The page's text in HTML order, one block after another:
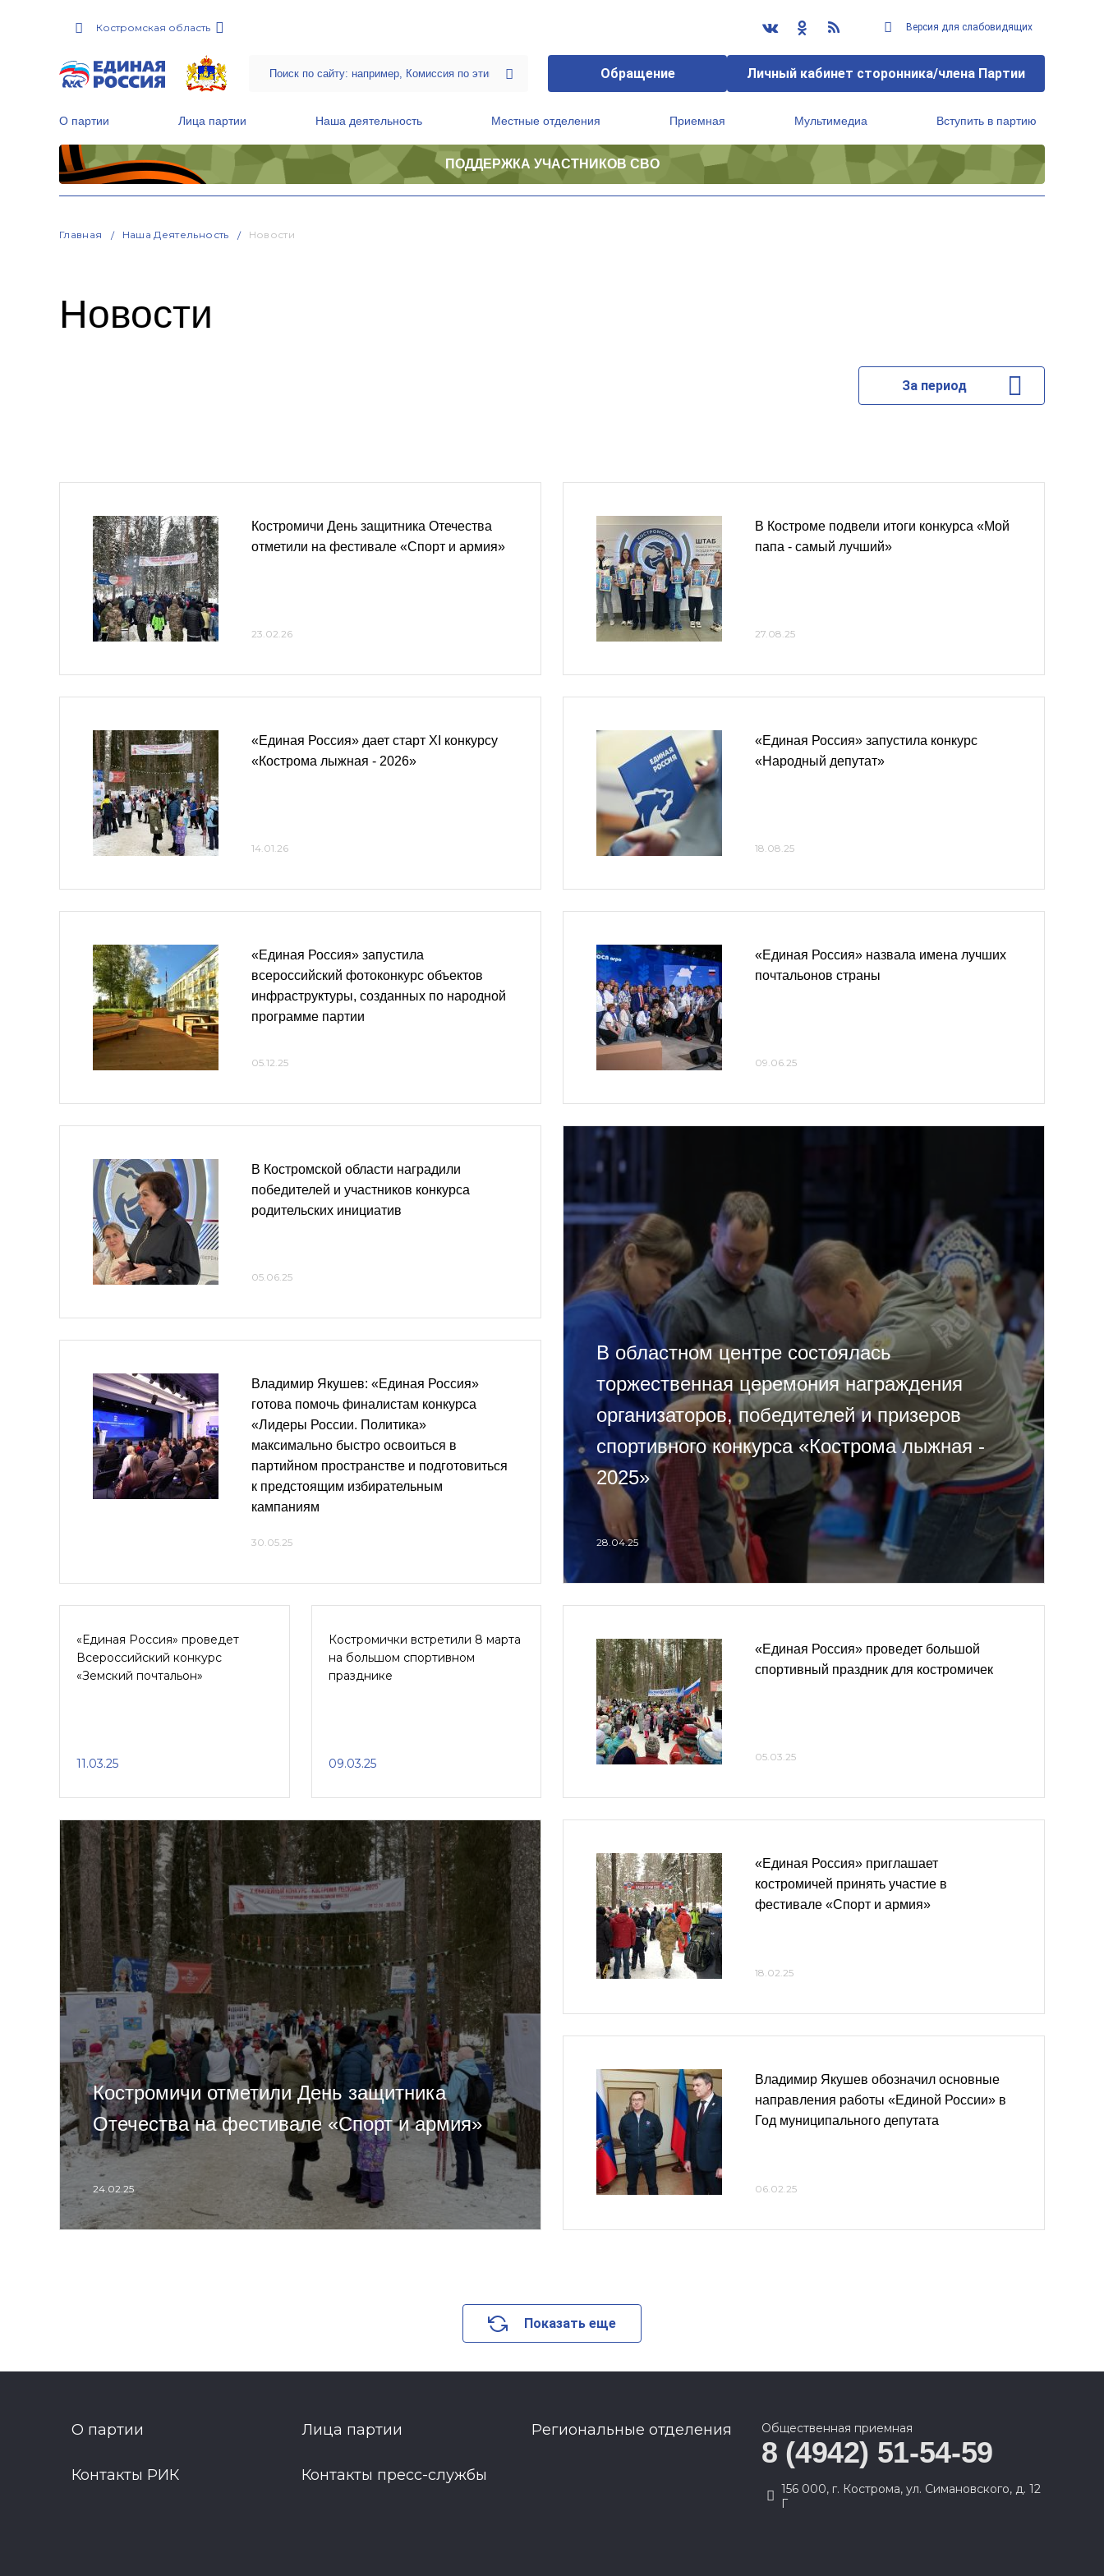
Костромская область Версия для слабовидящих
Обращение Личный кабинет сторонника/члена Партии
О партии Лица партии Наша деятельность Местные отделения Приемная Мультимедиа Вступить в партию
ПОДДЕРЖКА УЧАСТНИКОВ СВО
Главная Наша Деятельность Новости
Новости
За период
Костромичи День защитника Отечества
отметили на фестивале «Спорт и армия»
23.02.26
«Единая Россия» дает старт XI конкурсу
«Кострома лыжная - 2026»
14.01.26
«Единая Россия» запустила
всероссийский фотоконкурс объектов
инфраструктуры, созданных по народной
программе партии
05.12.25
В Костроме подвели итоги конкурса «Мой
папа - самый лучший»
27.08.25
«Единая Россия» запустила конкурс
«Народный депутат»
18.08.25
«Единая Россия» назвала имена лучших
почтальонов страны
09.06.25
В Костромской области наградили
победителей и участников конкурса
родительских инициатив
05.06.25
Владимир Якушев: «Единая Россия»
готова помочь финалистам конкурса
«Лидеры России. Политика»
максимально быстро освоиться в
партийном пространстве и подготовиться
к предстоящим избирательным
кампаниям
30.05.25
В областном центре состоялась
торжественная церемония награждения
организаторов, победителей и призеров
спортивного конкурса «Кострома лыжная -
2025»
28.04.25
«Единая Россия» проведет
Всероссийский конкурс
«Земский почтальон»
11.03.25
Костромички встретили 8 марта
на большом спортивном
празднике
09.03.25
«Единая Россия» проведет большой
спортивный праздник для костромичек
05.03.25
Костромичи отметили День защитника
Отечества на фестивале «Спорт и армия»
24.02.25
«Единая Россия» приглашает
костромичей принять участие в
фестивале «Спорт и армия»
18.02.25
Владимир Якушев обозначил основные
направления работы «Единой России» в
Год муниципального депутата
06.02.25
Показать еще
О партии Лица партии Региональные отделения
Контакты РИК Контакты пресс-службы
Общественная приемная
8 (4942) 51-54-59
156 000, г. Кострома, ул. Симановского, д. 12
Г